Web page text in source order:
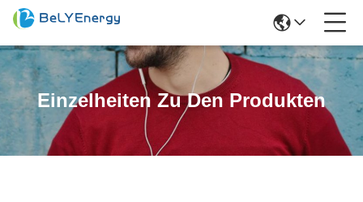
Einzelheiten Zu Den Produkten